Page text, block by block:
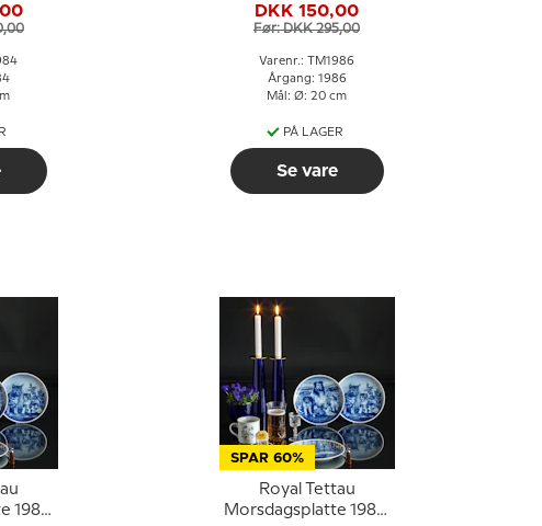
DKK 150,00
Før: DKK 295,00
Varenr.: TM1986
Årgang: 1986
Mål: Ø: 20 cm
PÅ LAGER
Se vare
1980
SPAR 60%
Royal Tettau
Morsdagsplatte 1985,